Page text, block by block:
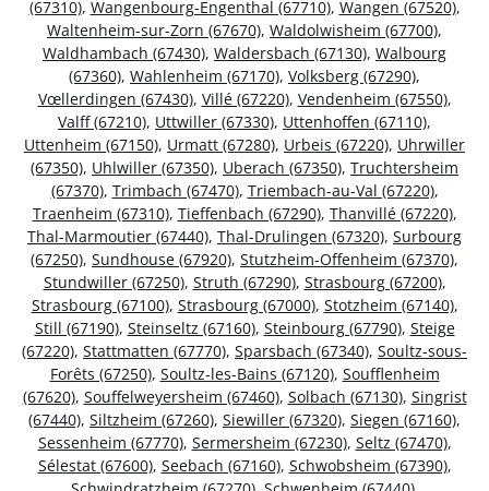
(67310), Wangenbourg-Engenthal (67710), Wangen (67520),
Waltenheim-sur-Zorn (67670), Waldolwisheim (67700),
Waldhambach (67430), Waldersbach (67130), Walbourg
(67360), Wahlenheim (67170), Volksberg (67290),
Vœllerdingen (67430), Villé (67220), Vendenheim (67550),
Valff (67210), Uttwiller (67330), Uttenhoffen (67110),
Uttenheim (67150), Urmatt (67280), Urbeis (67220), Uhrwiller
(67350), Uhlwiller (67350), Uberach (67350), Truchtersheim
(67370), Trimbach (67470), Triembach-au-Val (67220),
Traenheim (67310), Tieffenbach (67290), Thanvillé (67220),
Thal-Marmoutier (67440), Thal-Drulingen (67320), Surbourg
(67250), Sundhouse (67920), Stutzheim-Offenheim (67370),
Stundwiller (67250), Struth (67290), Strasbourg (67200),
Strasbourg (67100), Strasbourg (67000), Stotzheim (67140),
Still (67190), Steinseltz (67160), Steinbourg (67790), Steige
(67220), Stattmatten (67770), Sparsbach (67340), Soultz-sous-
Forêts (67250), Soultz-les-Bains (67120), Soufflenheim
(67620), Souffelweyersheim (67460), Solbach (67130), Singrist
(67440), Siltzheim (67260), Siewiller (67320), Siegen (67160),
Sessenheim (67770), Sermersheim (67230), Seltz (67470),
Sélestat (67600), Seebach (67160), Schwobsheim (67390),